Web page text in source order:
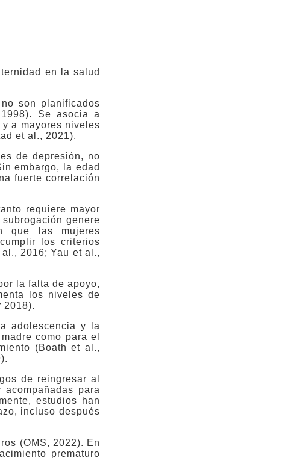
en la salud
son planificados
Se asocia a
a mayores niveles
et al., 2021).
de depresión, no
embargo, la edad
fuerte correlación
requiere mayor
genere
que las mujeres
los criterios
2016; Yau et al.,
la falta de apoyo,
los niveles de
2018).
adolescencia y la
como para el
(Boath et al.,
de reingresar al
para
estudios han
incluso después
(OMS, 2022). En
prematuro